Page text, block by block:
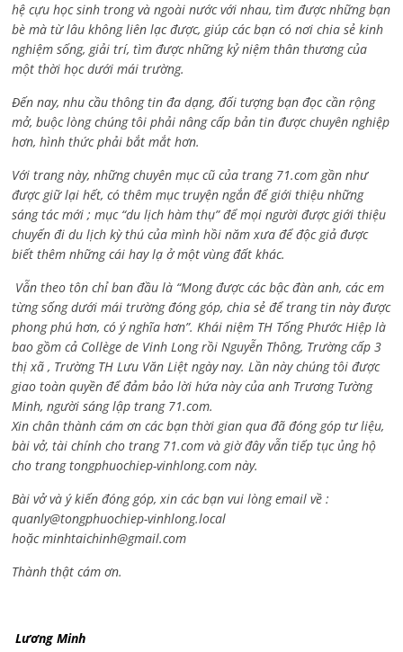
hệ cựu học sinh trong và ngoài nước với nhau, tìm được những bạn
bè mà từ lâu không liên lạc được, giúp các bạn có nơi chia sẻ kinh
nghiệm sống, giải trí, tìm được những kỷ niệm thân thương của
một thời học dưới mái trường.
Đến nay, nhu cầu thông tin đa dạng, đối tượng bạn đọc cần rộng
mở, buộc lòng chúng tôi phải nâng cấp bản tin được chuyên nghiệp
hơn, hình thức phải bắt mắt hơn.
Với trang này, những chuyên mục cũ của trang 71.com gần như
được giữ lại hết, có thêm mục truyện ngắn để giới thiệu những
sáng tác mới ; mục “du lịch hàm thụ” để mọi người được giới thiệu
chuyến đi du lịch kỳ thú của mình hồi năm xưa để độc giả được
biết thêm những cái hay lạ ở một vùng đất khác.
Vẫn theo tôn chỉ ban đầu là “Mong được các bậc đàn anh, các em
từng sống dưới mái trường đóng góp, chia sẻ để trang tin này được
phong phú hơn, có ý nghĩa hơn”. Khái niệm TH Tống Phước Hiệp là
bao gồm cả Collège de Vinh Long rồi Nguyễn Thông, Trường cấp 3
thị xã , Trường TH Lưu Văn Liệt ngày nay. Lần này chúng tôi được
giao toàn quyền để đảm bảo lời hứa này của anh Trương Tường
Minh, người sáng lập trang 71.com.
Xin chân thành cám ơn các bạn thời gian qua đã đóng góp tư liệu,
bài vở, tài chính cho trang 71.com và giờ đây vẫn tiếp tục ủng hộ
cho trang tongphuochiep-vinhlong.com này.
Bài vở và ý kiến đóng góp, xin các bạn vui lòng email về :
quanly@tongphuochiep-vinhlong.local
hoặcminhtaichinh@gmail.com
Thành thật cám ơn.
Lương Minh